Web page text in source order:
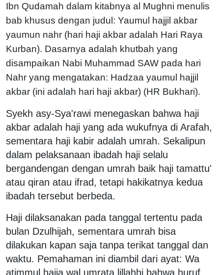
Ibn Qudamah dalam kitabnya al Mughni menulis
bab khusus dengan judul: Yaumul hajjil akbar
yaumun nahr (hari haji akbar adalah Hari Raya
Kurban). Dasarnya adalah khutbah yang
disampaikan Nabi Muhammad SAW pada hari
Nahr yang mengatakan: Hadzaa yaumul hajjil
akbar (ini adalah hari haji akbar) (HR Bukhari).
Syekh asy-Sya'rawi menegaskan bahwa haji
akbar adalah haji yang ada wukufnya di Arafah,
sementara haji kabir adalah umrah. Sekalipun
dalam pelaksanaan ibadah haji selalu
bergandengan dengan umrah baik haji tamattu'
atau qiran atau ifrad, tetapi hakikatnya kedua
ibadah tersebut berbeda.
Haji dilaksanakan pada tanggal tertentu pada
bulan Dzulhijah, sementara umrah bisa
dilakukan kapan saja tanpa terikat tanggal dan
waktu. Pemahaman ini diambil dari ayat: Wa
atimmul hajja wal umrata lillahhi bahwa huruf